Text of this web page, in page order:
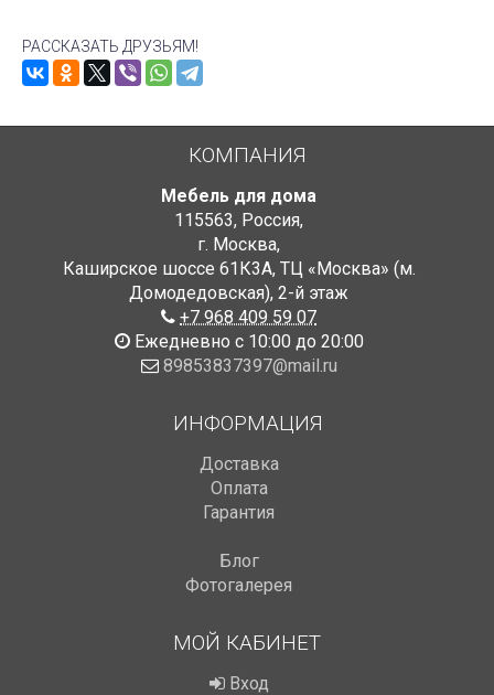
РАССКАЗАТЬ ДРУЗЬЯМ!
КОМПАНИЯ
Мебель для дома
115563, Россия,
г. Москва,
Каширское шоссе 61К3А, ТЦ «Москва» (м.
Домодедовская), 2-й этаж
+7 968 409 59 07
Ежедневно с 10:00 до 20:00
89853837397@mail.ru
ИНФОРМАЦИЯ
Доставка
Оплата
Гарантия
Блог
Фотогалерея
МОЙ КАБИНЕТ
Вход